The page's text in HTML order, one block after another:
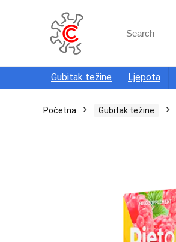
for:
Gubitak težine Ljepota
Početna Gubitak težine